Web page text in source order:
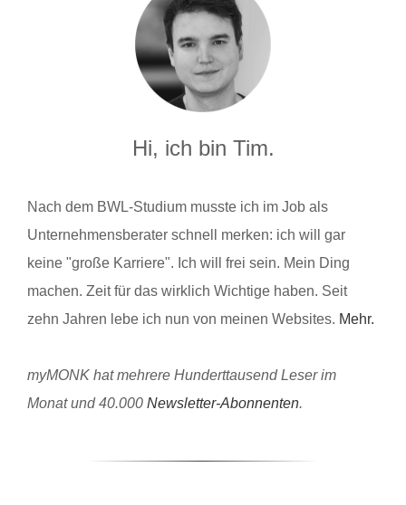
Hi, ich bin Tim.
Nach dem BWL-Studium musste ich im Job als
Unternehmensberater schnell merken: ich will gar
keine "große Karriere". Ich will frei sein. Mein Ding
machen. Zeit für das wirklich Wichtige haben. Seit
zehn Jahren lebe ich nun von meinen Websites. Mehr.
myMONK hat mehrere Hunderttausend Leser im
Monat und 40.000 Newsletter-Abonnenten.